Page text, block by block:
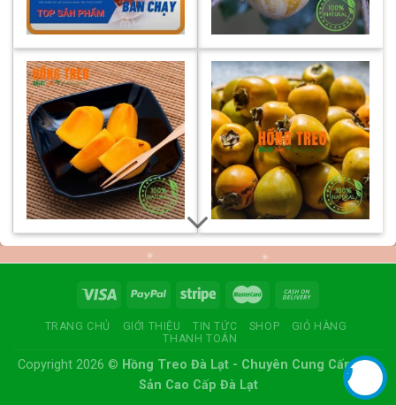
TRANG CHỦ GIỚI THIỆU TIN TỨC SHOP
GIỎ HÀNG
THANH TOÁN
Copyright 2026 © Hồng Treo Đà Lạt - Chuyên Cung Cấp Đặc
Sản Cao Cấp Đà Lạt
Liên Hệ